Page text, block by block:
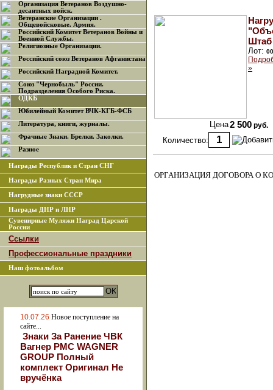
Организация Ветеранов Воздушно-
десантных войск.
Ветеранские Организации .
Общевойсковые. Армия.
Российский Комитет Ветеранов Войны и
Военной Службы.
Религиозные Организации.
Российский союз Ветеранов Афганистана
Российский Наградной Комитет.
Союз "Чернобыль" России.
Подразделения Особого Риска.
ОДКБ
Юбилейный Комитет ВЧК-КГБ-ФСБ
Литература, книги, журналы.
Фрачные Знаки. Брелки. Заколки.
Разное
Награды Республик и Стран СНГ
Награды Разных Стран Мира
Нагрудные знаки СССР
Награды ДНР и ЛНР
Сувенирные Муляжи Наград Царской
России
Ссылки
Профессиональные праздники
Наш фотоальбом
10.07.26 Новое поступление на
сайте...
Знаки За Ранение ЧВК
Вагнер РМС WAGNER
GROUP Полный
комплект Оригинал Не
вручёнка
Лот:
»
Цена2 500 руб.
Количество:
ОРГАНИЗАЦИЯ ДОГОВОРА О